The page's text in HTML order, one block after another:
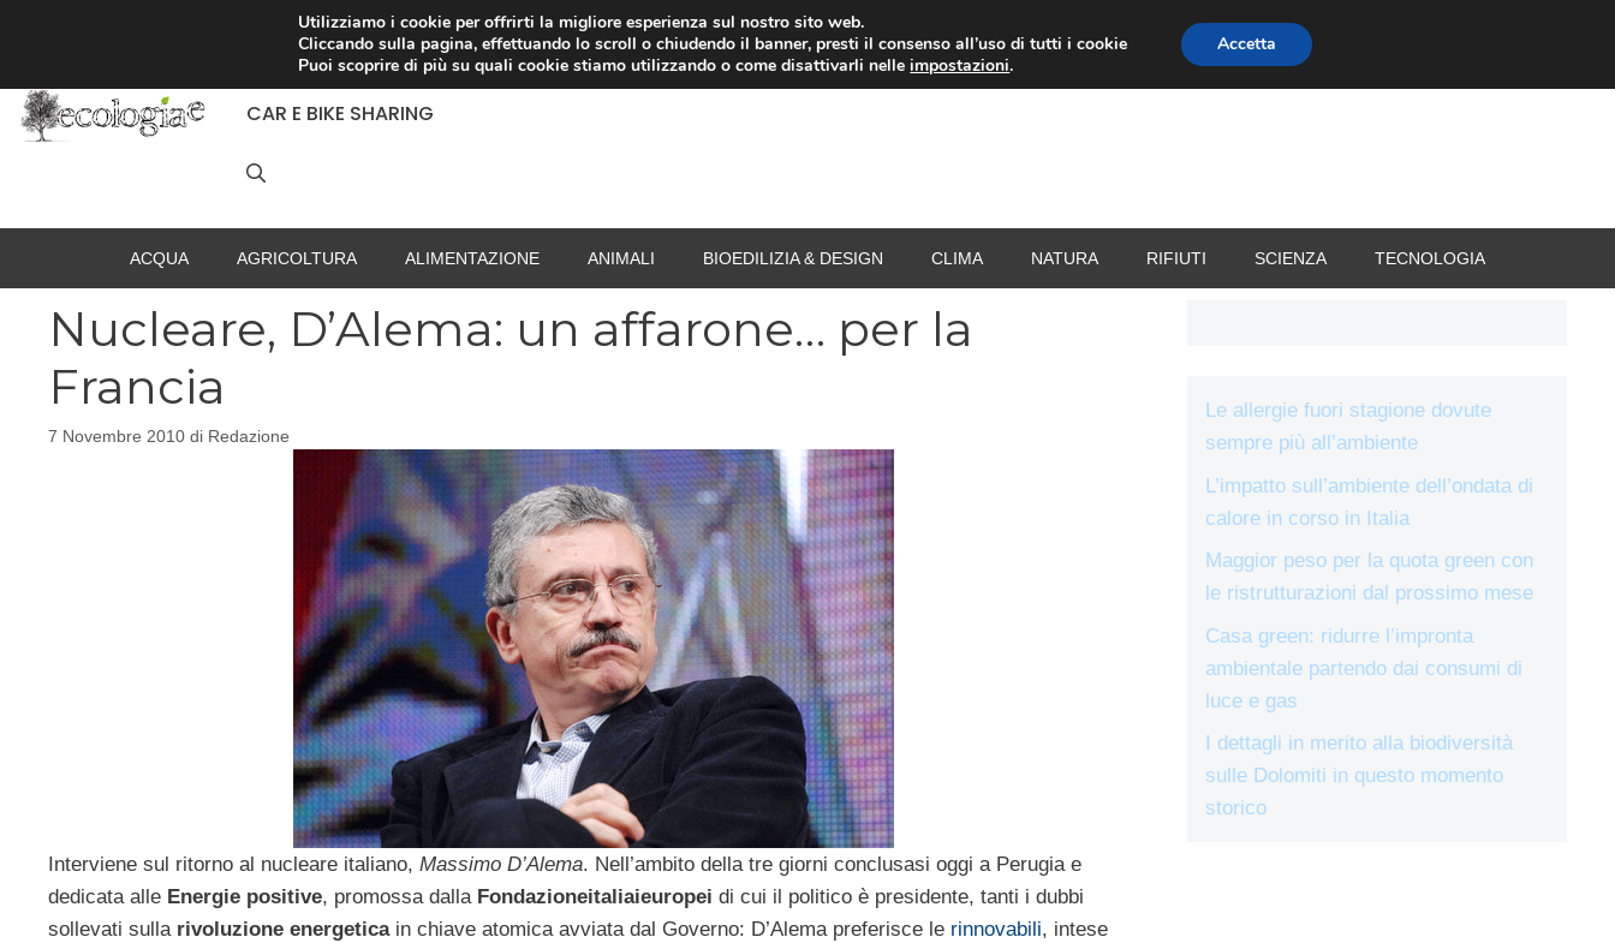
RACCOLTA DIFFERENZIATA RISPARMIO ENERGETICO SPESA TERMOVALORIZZATORI VACANZE
CAR E BIKE SHARING
ACQUA AGRICOLTURA ALIMENTAZIONE ANIMALI BIOEDILIZIA & DESIGN CLIMA NATURA RIFIUTI SCIENZA TECNOLOGIA
Nucleare, D’Alema: un affarone… per la
Francia
7 Novembre 2010 di Redazione
Interviene sul ritorno al nucleare italiano, Massimo D’Alema. Nell’ambito della tre giorni conclusasi oggi a Perugia e
dedicata alle Energie positive, promossa dalla Fondazioneitaliaieuropei di cui il politico è presidente, tanti i dubbi
sollevati sulla rivoluzione energeticain chiave atomica avviata dal Governo: D’Alema preferisce le rinnovabili, intese
Le allergie fuori stagione dovute
sempre più all’ambiente
L’impatto sull’ambiente dell’ondata di
calore in corso in Italia
Maggior peso per la quota green con
le ristrutturazioni dal prossimo mese
Casa green: ridurre l’impronta
ambientale partendo dai consumi di
luce e gas
I dettagli in merito alla biodiversità
sulle Dolomiti in questo momento
storico
Utilizziamo i cookie per offrirti la migliore esperienza sul nostro sito web.
Cliccando sulla pagina, effettuando lo scroll o chiudendo il banner, presti il consenso all’uso di tutti i cookie
Puoi scoprire di più su quali cookie stiamo utilizzando o come disattivarli nelleimpostazioni.
Accetta